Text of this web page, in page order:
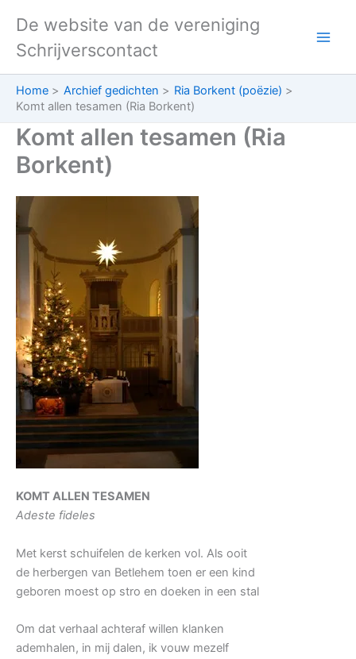
naarDe website van de vereniging
Schrijverscontact
Home Archief gedichten
Ria Borkent (poëzie)
Komt allen tesamen (Ria Borkent)
Komt allen tesamen (Ria
Borkent)
KOMT ALLEN TESAMEN
Adeste fideles
Met kerst schuifelen de kerken vol. Als ooit
de herbergen van Betlehem toen er een kind
geboren moest op stro en doeken in een stal
Om dat verhaal achteraf willen klanken
ademhalen, in mij dalen, ik vouw mezelf